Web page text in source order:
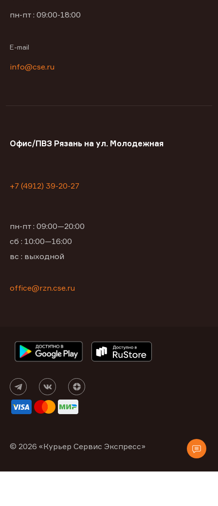
пн-пт : 09:00-18:00
E-mail
info@cse.ru
Офис/ПВЗ Рязань на ул. Молодежная
+7 (4912) 39-20-27
пн-пт : 09:00—20:00
сб : 10:00—16:00
вс : выходной
office@rzn.cse.ru
© 2026 «Курьер Сервис Экспресс»